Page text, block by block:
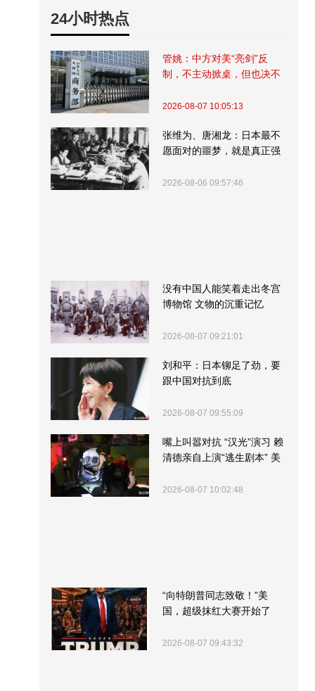
24小时热点
管姚：中方对美“亮剑”反
制，不主动掀桌，但也决不
2026-08-07 10:05:13
张维为、唐湘龙：日本最不
愿面对的噩梦，就是真正强
2026-08-06 09:57:46
没有中国人能笑着走出冬宫
博物馆 文物的沉重记忆
2026-08-07 09:21:01
刘和平：日本铆足了劲，要
跟中国对抗到底
2026-08-07 09:55:09
嘴上叫嚣对抗 “汉光”演习 赖
清德亲自上演“逃生剧本” 美
2026-08-07 10:02:48
“向特朗普同志致敬！”美
国，超级抹红大赛开始了
2026-08-07 09:43:32